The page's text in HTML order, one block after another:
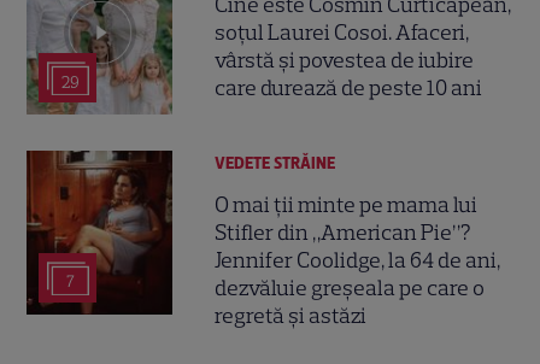
29
soțul Laurei Cosoi. Afaceri,
vârstă și povestea de iubire
care durează de peste 10 ani
7
VEDETE STRĂINE
O mai ții minte pe mama lui
Stifler din „American Pie”?
Jennifer Coolidge, la 64 de ani,
dezvăluie greșeala pe care o
regretă și astăzi